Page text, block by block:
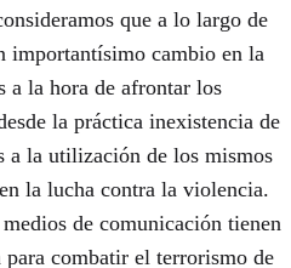
que a lo largo de
importantísimo cambio en la
a la hora de afrontar los
la práctica inexistencia de
a la utilización de los mismos
la lucha contra la violencia.
de comunicación tienen
combatir el terrorismo de